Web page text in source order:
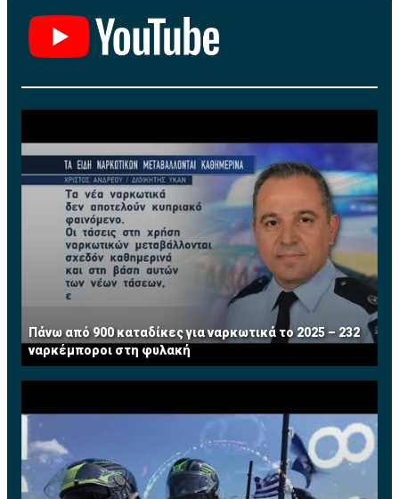
Πάνω από 900 καταδίκες για ναρκωτικά το 2025 – 232
ναρκέμποροι στη φυλακή